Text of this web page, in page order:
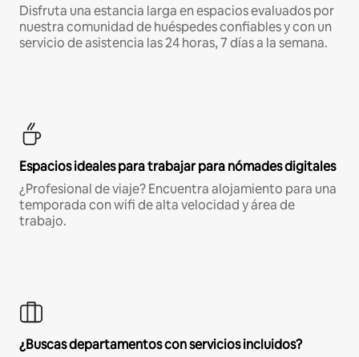
Disfruta una estancia larga en espacios evaluados por
nuestra comunidad de huéspedes confiables y con un
servicio de asistencia las 24 horas, 7 días a la semana.
Espacios ideales para trabajar para nómades digitales
¿Profesional de viaje? Encuentra alojamiento para una
temporada con wifi de alta velocidad y área de
trabajo.
¿Buscas departamentos con servicios incluidos?